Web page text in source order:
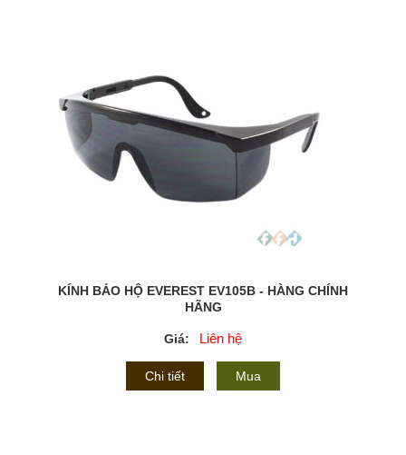
KÍNH BẢO HỘ EVEREST EV105B - HÀNG CHÍNH
HÃNG
Giá: Liên hệ
Chi tiết Mua